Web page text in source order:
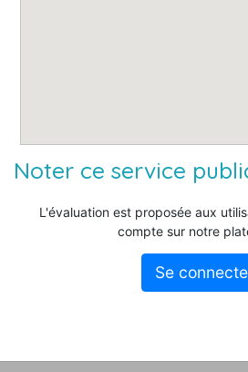
Noter ce service
L'évaluation est proposée aux
compte sur notre
Se